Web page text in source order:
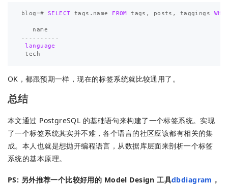
blog=# SELECT tags . name FROM tags , posts , taggings
name
----------
language
tech
OK，都跟预期一样，现在的标签系统就比较通用了。
总结
本文通过 PostgreSQL 的基础语句来构建了一个标签系统。实现
了一个标签系统其实并不难，各个语言的社区应该都有相关的集
成。本人也就是想抛开编程语言，从数据库层面来剖析一个标签
系统的基本原理。
PS: 另外推荐一个比较好用的 Model Design 工具dbdiagram ，